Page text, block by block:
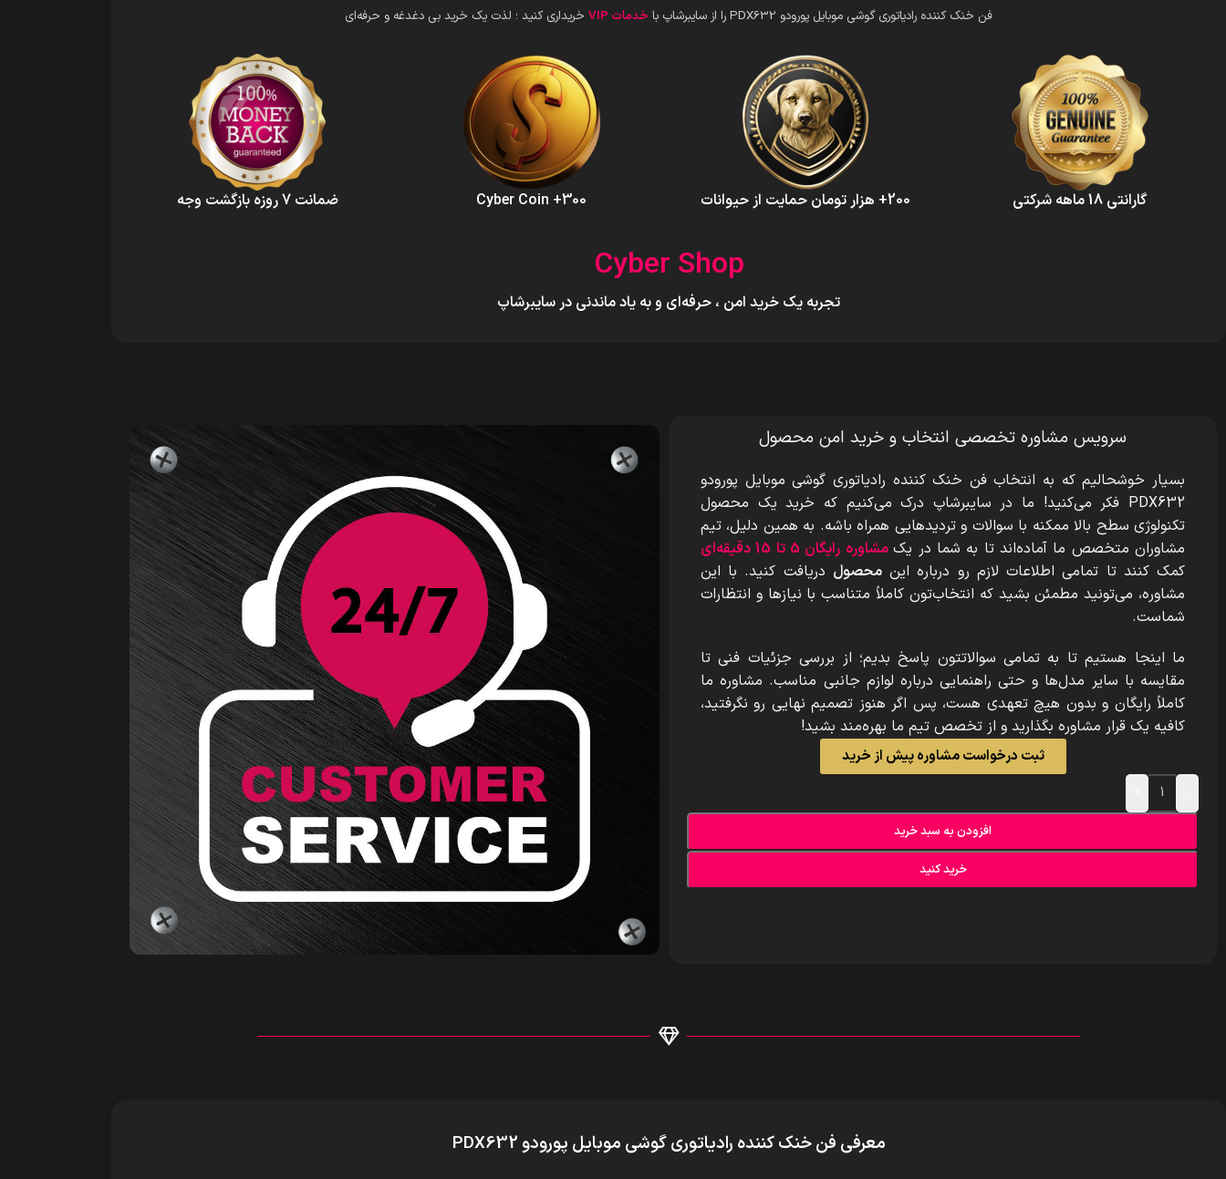
فن خنک کننده رادیاتوری گوشی موبایل پورودو PDX632 را از سایبرشاپ با خدمات VIP خریداری کنید ؛ لذت یک خرید بی دغدغه و حرفه‌ای
گارانتی 18 ماهه شرکتی 200+ هزار تومان حمایت از حیوانات 300+ Cyber Coin ضمانت 7 روزه بازگشت وجه
Cyber Shop
تجربه یک خرید امن ، حرفه‌ای و به یاد ماندنی در سایبرشاپ
سرویس مشاوره تخصصی انتخاب و خرید امن محصول
بسیار خوشحالیم که به انتخاب فن خنک کننده رادیاتوری گوشی موبایل پورودو
PDX632 فکر می‌کنید! ما در سایبرشاپ درک می‌کنیم که خرید یک محصول
تکنولوژی سطح بالا ممکنه با سوالات و تردیدهایی همراه باشه. به همین دلیل، تیم
مشاوران متخصص ما آماده‌اند تا به شما در یک مشاوره رایگان 5 تا 15 دقیقه‌ای
کمک کنند تا تمامی اطلاعات لازم رو درباره اینمحصول دریافت کنید. با این
مشاوره، می‌تونید مطمئن بشید که انتخاب‌تون کاملاً متناسب با نیازها و انتظارات
شماست.
ما اینجا هستیم تا به تمامی سوالاتتون پاسخ بدیم؛ از بررسی جزئیات فنی تا
مقایسه با سایر مدل‌ها و حتی راهنمایی درباره لوازم جانبی مناسب. مشاوره ما
کاملاً رایگان و بدون هیچ تعهدی هست، پس اگر هنوز تصمیم نهایی رو نگرفتید،
کافیه یک قرار مشاوره بگذارید و از تخصص تیم ما بهره‌مند بشید!
ثبت درخواست مشاوره پیش از خرید
افزودن به سبد خرید
خرید کنید
معرفی فن خنک کننده رادیاتوری گوشی موبایل پورودو PDX632